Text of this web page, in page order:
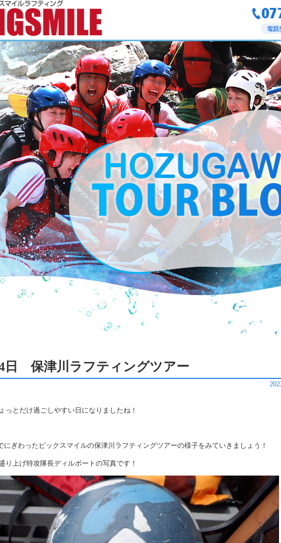
日 保津川ラフティングツアー
っとだけ過ごしやすい日になりましたね！
にぎわったビックスマイルの保津川ラフティングツアーの様子をみていきましょう！
り上げ特攻隊長ディルボートの写真です！